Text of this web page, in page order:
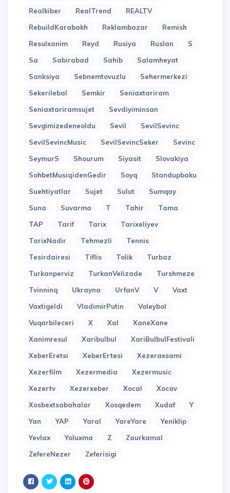
Realkiber
RealTrend
REALTV
RebuildKarabakh
Reklambazar
Remish
Resulxanim
Reyd Rusiya Ruslan
S
Sa
Sabirabad Sahib
Salamheyat
Sanksiya
Sebnemtovuzlu
Sehermerkezi
Sekerilebal
Semkir
Seniaxtariram
Seniaxtariramsujet
Sevdiyiminsan
Sevgimizedeneoldu
Sevil
SevilSevinc
SevilSevincMusic
SevilSevincSeker
Sevinc
SeymurS
Shourum Siyasit
Slovakiya
SohbetMusiqidenGedir
Soyq
Standupbaku
Suehtiyatlar
Sujet Sulut
Sumqay
Suna
Suvarma T Tahir
Tama
TAP
Tarif Tarix
Tarixeliyev
TarixNadir
Tehmezli
Tennis
Tesirdairesi
Tiflis Tolik
Turbaz
Turkanperviz
TurkanVelizade
Turshmeze
Tvinninq
Ukrayna UrfanV V
Vaxt
Vaxtigeldi
VladimirPutin
Voleybol
Vuqarbileceri
X Xal
XaneXane
Xanimresul
Xaribulbul
XariBulbulFestivali
XeberEretsi
XeberErtesi
Xezeraxsami
Xezerfilm
Xezermedia
Xezermusic
Xezertv
Xezerxeber Xocal
Xocav
Xosbextsabahalar
Xosqedem Xudaf
Y
Yan
YAP Yaral YareYare
Yeniklip
Yevlax
Yoluxma Z
Zaurkamal
ZefereNezer
Zeferisigi